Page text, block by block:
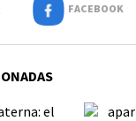
FACEBOOK